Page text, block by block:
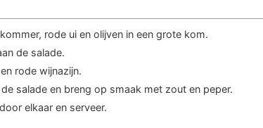
rode ui en olijven in een grote kom.
de salade.
rode wijnazijn.
salade en breng op smaak met zout en peper.
elkaar en serveer.